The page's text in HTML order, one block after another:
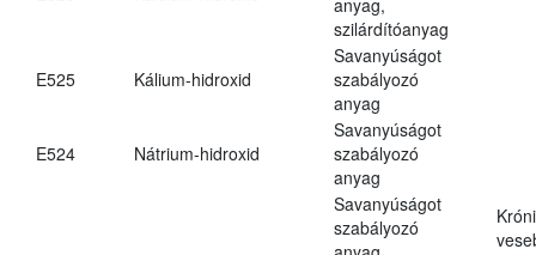
szilárdítóanyag
E525 Kálium-hidroxid
Savanyúságot
szabályozó
anyag
E524 Nátrium-hidroxid
Savanyúságot
szabályozó
anyag
Savanyúságot
szabályozó